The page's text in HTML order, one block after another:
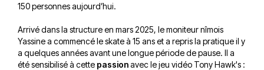
150 personnes aujourd’hui.
Arrivé dans la structure en mars 2025, le moniteur nîmois
Yassine a commencé le skate à 15 ans et a repris la pratique il y
a quelques années avant une longue période de pause. Il a
été sensibilisé à cette passionavec le jeu vidéo Tony Hawk's :